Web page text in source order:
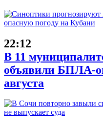
22:12
В 11
объявили БПЛА-
августа